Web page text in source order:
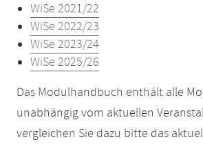
WiSe 2021/22
WiSe 2022/23
WiSe 2023/24
WiSe 2025/26
Das Modulhandbuch enthält alle
unabhängig vom aktuellen
vergleichen Sie dazu bitte das